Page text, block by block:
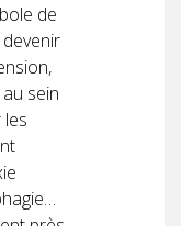
de
sein
les